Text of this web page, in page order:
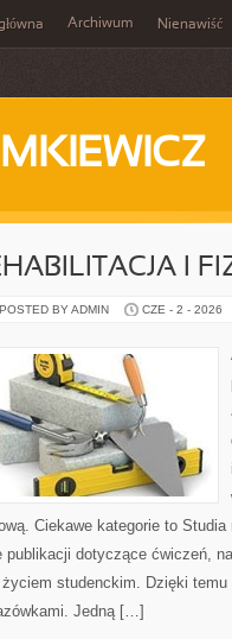
Archiwum Nienawiść
I
POSTED BY ADMIN CZE - 2 - 2026
Ciekawe kategorie to
publikacji dotyczące ćwiczeń,
studenckim. Dzięki
Jedną […]